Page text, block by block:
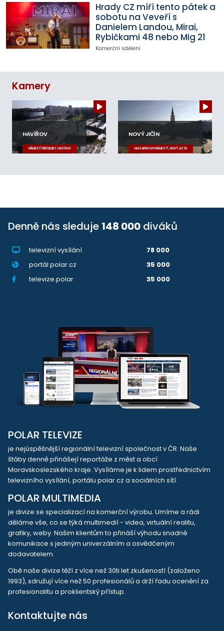
Hrady CZ míří tento pátek a
sobotu na Veveří s
Danielem Landou, Mirai,
Rybičkami 48 nebo Mig 21
Komerční sdělení
Kamery
HAVÍŘOV
NÁMĚSTÍ REPUBLIKY, HAVÍŘOV
NOVÝ JIČÍN
MASARYKOVO NÁMĚSTÍ, NOVÝ JIČÍN
Denně nás sleduje 148 000 diváků
televizní vysílání
78 000
portál polar.cz
35 000
televize.polar
35 000
POLAR TELEVIZE
je nejúspěšnější regionální televizní společnost v ČR. Naše
štáby denně přinášejí reportáže z měst a obcí
Moravskoslezského kraje. Vysíláme je k lidem prostřednictvím
televizního vysílání, portálu polar.cz a sociálních sítí.
POLAR MULTIMEDIA
je divize se specializací na komerční výrobu. Umíme a rádi
děláme vše, co se týká multimedií - videa, virtuální realitu,
grafiky, weby. Našim klientům to přináší výhodu snadné
komunikace s jediným univerzálním a osvědčeným
dodavatelem.
Obě naše divize těží z více než 30ti let zkušeností (založeno
1993), sdružují více než 50 profesionálů a drží řadu ocenění za
profesionalitu a proklientský přístup.
Kontaktujte nás